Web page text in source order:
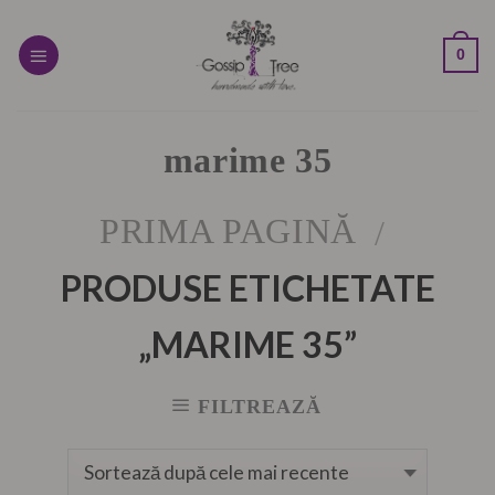
content
0
marime 35
PRIMA PAGINĂ /
PRODUSE ETICHETATE
„MARIME 35”
FILTREAZĂ